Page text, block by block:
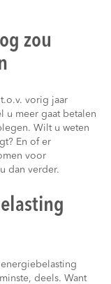
zou
vorig jaar
u meer gaat betalen
Wilt u weten
En of er
voor
dan verder.
deels. Want